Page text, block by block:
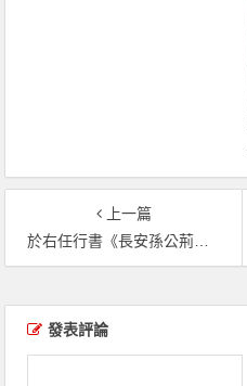
上一篇
於右任行書《長安孫公荊山墓表》（共4張圖片）
發表評論